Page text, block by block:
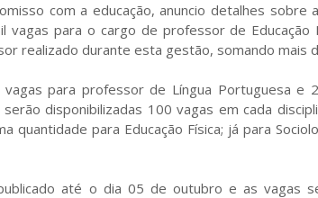
com a educação, anuncio detalhes sobre
vagas para o cargo de professor de Educação
realizado durante esta gestão, somando mais
para professor de Língua Portuguesa e
disponibilizadas 100 vagas em cada
quantidade para Educação Física; já para
até o dia 05 de outubro e as vagas